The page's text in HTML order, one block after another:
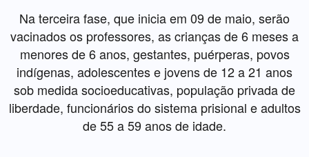
Na terceira fase, que inicia em 09 de maio, serão
vacinados os professores, as crianças de 6 meses a
menores de 6 anos, gestantes, puérperas, povos
indígenas, adolescentes e jovens de 12 a 21 anos
sob medida socioeducativas, população privada de
liberdade, funcionários do sistema prisional e adultos
de 55 a 59 anos de idade.